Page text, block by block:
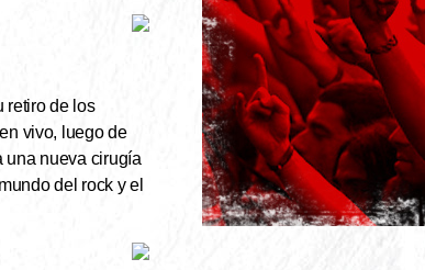
retiro de los
vivo, luego de
una nueva cirugía
del rock y el